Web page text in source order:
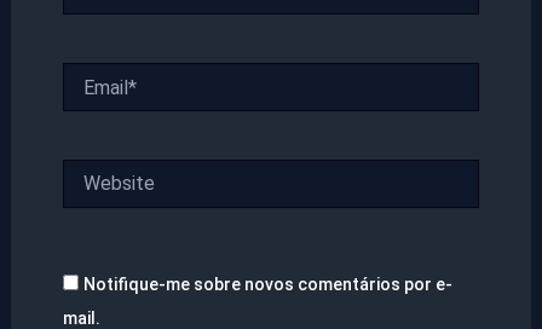
Notifique-me sobre novos comentários por e-
mail.